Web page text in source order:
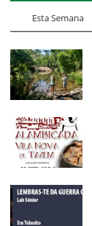
Esta Semana